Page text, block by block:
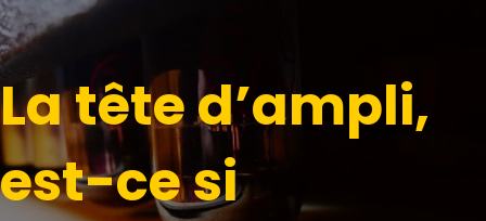
La tête d’ampli,
est-ce si